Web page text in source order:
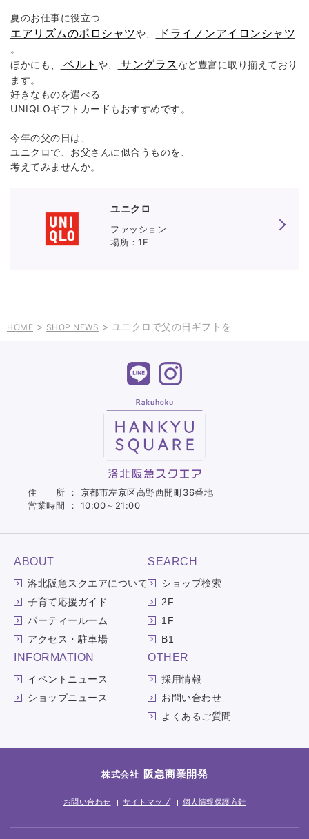
夏のお仕事に役立つ
エアリズムのポロシャツや、 ドライノンアイロンシャツ
。
ほかにも、
ベルト や、 サングラス など豊富に取り揃えており
ます。
好きなものを選べる
UNIQLOギフトカードもおすすめです。
今年の父の日は、
ユニクロで、お父さんに似合うものを、
考えてみませんか。
ユニクロ
ファッション
1F
HOME > SHOP NEWS > ユニクロで父の日ギフトを
住 所 ： 京都市左京区高野西開町36番地
営業時間 ： 10:00～21:00
ABOUT
洛北阪急スクエアについて
子育て応援ガイド
パーティールーム
アクセス・駐車場
SEARCH
ショップ検索
2F
1F
B1
INFORMATION
イベントニュース
ショップニュース
OTHER
採用情報
お問い合わせ
よくあるご質問
株式会社 阪急商業開発
お問い合わせ サイトマップ 個人情報保護方針